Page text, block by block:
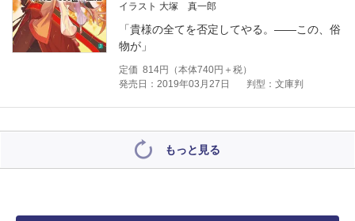
イラスト 大塚 真一郎
「貴様の全てを否定してやる。――この、俗
物が」
定価 814円（本体740円＋税）
発売日：2019年03月27日
判型：文庫判
もっと見る